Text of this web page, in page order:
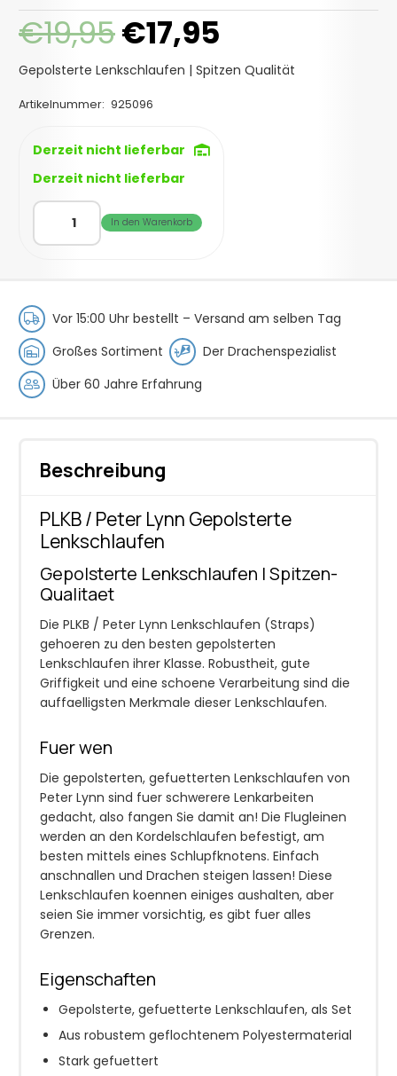
€19,95Ursprünglicher
Preis
war:
€19,95
€17,95
ist:
€17,95.
Gepolsterte Lenkschlaufen | Spitzen Qualität
Artikelnummer: 925096
Derzeit nicht lieferbar
Derzeit nicht lieferbar
PLKB
Peter
Lenkschlaufen
Menge
In den Warenkorb
Vor 15:00 Uhr bestellt – Versand am selben Tag
Großes Sortiment
Der Drachenspezialist
Über 60 Jahre Erfahrung
Beschreibung
PLKB / Peter Lynn Gepolsterte
Lenkschlaufen
Gepolsterte Lenkschlaufen | Spitzen-
Qualitaet
Die PLKB / Peter Lynn Lenkschlaufen (Straps)
gehoeren zu den besten gepolsterten
Lenkschlaufen ihrer Klasse. Robustheit, gute
Griffigkeit und eine schoene Verarbeitung sind die
auffaelligsten Merkmale dieser Lenkschlaufen.
Fuer wen
Die gepolsterten, gefuetterten Lenkschlaufen von
Peter Lynn sind fuer schwerere Lenkarbeiten
gedacht, also fangen Sie damit an! Die Flugleinen
werden an den Kordelschlaufen befestigt, am
besten mittels eines Schlupfknotens. Einfach
anschnallen und Drachen steigen lassen! Diese
Lenkschlaufen koennen einiges aushalten, aber
seien Sie immer vorsichtig, es gibt fuer alles
Grenzen.
Eigenschaften
Gepolsterte, gefuetterte Lenkschlaufen, als Set
Aus robustem geflochtenem Polyestermaterial
Stark gefuettert